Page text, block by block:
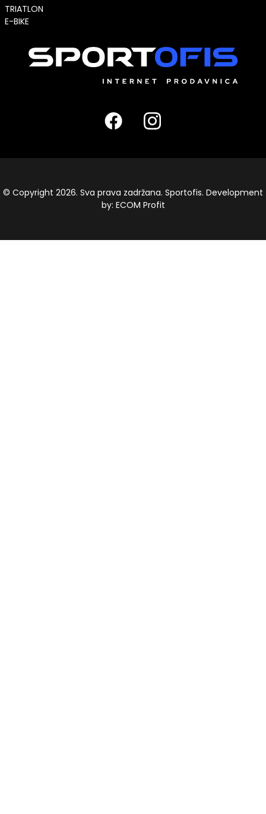
TRIATLON
E-BIKE
© Copyright 2026. Sva prava zadržana. Sportofis. Development
by: ECOM Profit